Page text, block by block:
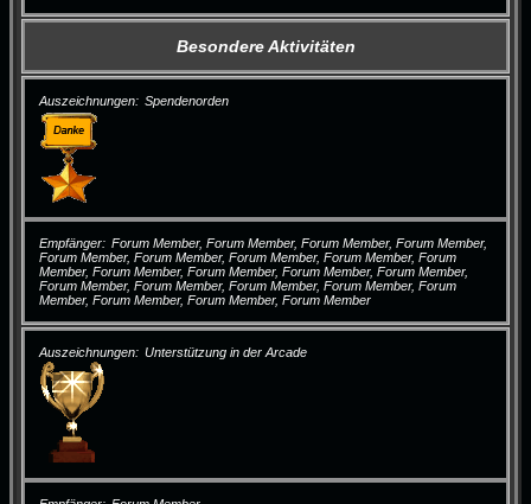
Besondere Aktivitäten
Auszeichnungen Spendenorden
Empfänger
Forum Member, Forum Member, Forum Member, Forum Member,
Forum Member, Forum Member, Forum Member, Forum Member, Forum
Member, Forum Member, Forum Member, Forum Member, Forum Member,
Forum Member, Forum Member, Forum Member, Forum Member, Forum
Member, Forum Member, Forum Member, Forum Member
Auszeichnungen Unterstützung in der Arcade